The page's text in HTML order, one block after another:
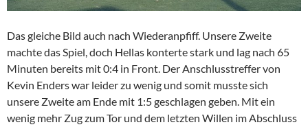
Das gleiche Bild auch nach Wiederanpfiff. Unsere Zweite
machte das Spiel, doch Hellas konterte stark und lag nach 65
Minuten bereits mit 0:4 in Front. Der Anschlusstreffer von
Kevin Enders war leider zu wenig und somit musste sich
unsere Zweite am Ende mit 1:5 geschlagen geben. Mit ein
wenig mehr Zug zum Tor und dem letzten Willen im Abschluss